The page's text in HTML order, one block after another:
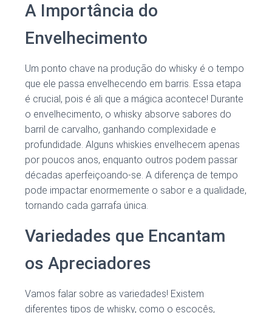
A Importância do
Envelhecimento
Um ponto chave na produção do whisky é o tempo
que ele passa envelhecendo em barris. Essa etapa
é crucial, pois é ali que a mágica acontece! Durante
o envelhecimento, o whisky absorve sabores do
barril de carvalho, ganhando complexidade e
profundidade. Alguns whiskies envelhecem apenas
por poucos anos, enquanto outros podem passar
décadas aperfeiçoando-se. A diferença de tempo
pode impactar enormemente o sabor e a qualidade,
tornando cada garrafa única.
Variedades que Encantam
os Apreciadores
Vamos falar sobre as variedades! Existem
diferentes tipos de whisky, como o escocês,